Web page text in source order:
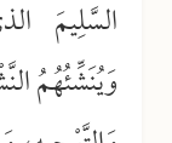
السَّلِيمَ
وَيُنَشِّئُهُمُ